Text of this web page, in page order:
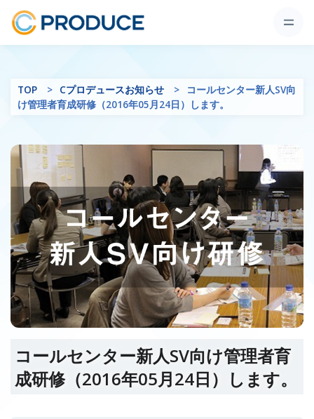
TOP Cプロデュースお知らせ
コールセンター新人SV向
け管理者育成研修（2016年05月24日）します。
コールセンター新人SV向け管理者育
成研修（2016年05月24日）します。